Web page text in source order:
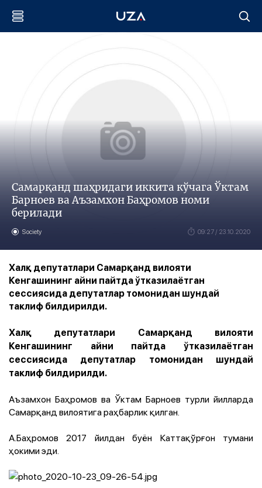
Самарқанд шаҳридаги иккита кўчага Ўктам
Барноев ва Аъзамхон Баҳромов номи
берилади
Society 09:27 / 23.10.2020
Халқ депутатлари Самарқанд вилояти
Кенгашининг айни пайтда ўтказилаётган
сессиясида депутатлар томонидан шундай
таклиф билдирилди.
Халқ депутатлари Самарқанд вилояти
Кенгашининг айни пайтда ўтказилаётган
сессиясида депутатлар томонидан шундай
таклиф билдирилди.
Аъзамхон Баҳромов ва Ўктам Барноев турли йилларда
Самарқанд вилоятига раҳбарлик қилган.
А.Баҳромов 2017 йилдан буён Каттақўрғон тумани
ҳокими эди.